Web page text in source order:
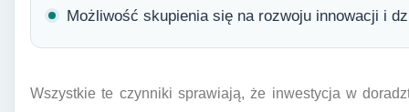
Możliwość skupienia się na rozwoju innowacji i
Wszystkie te czynniki sprawiają, że inwestycja w